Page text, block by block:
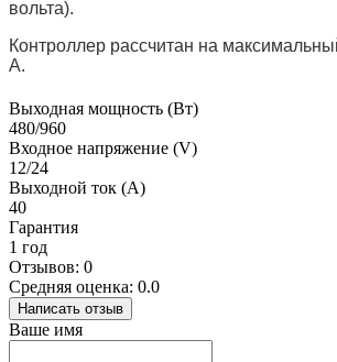
вольта).
Контроллер рассчитан на
А.
Выходная мощность (Вт)
480/960
Входное напряжение (V)
12/24
Выходной ток (А)
40
Гарантия
1 год
Отзывов: 0
Средняя оценка: 0.0
Написать отзыв
Ваше имя